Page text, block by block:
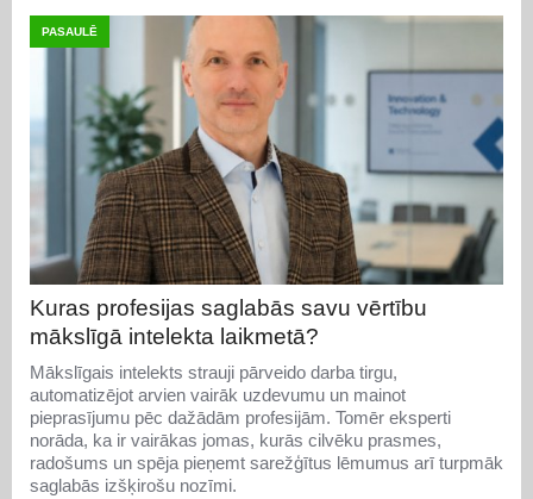
PASAULĒ
Kuras profesijas saglabās savu vērtību
mākslīgā intelekta laikmetā?
Mākslīgais intelekts strauji pārveido darba tirgu,
automatizējot arvien vairāk uzdevumu un mainot
pieprasījumu pēc dažādām profesijām. Tomēr eksperti
norāda, ka ir vairākas jomas, kurās cilvēku prasmes,
radošums un spēja pieņemt sarežģītus lēmumus arī turpmāk
saglabās izšķirošu nozīmi.